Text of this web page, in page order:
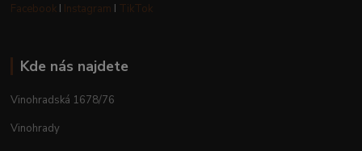
Facebook I Instagram I TikTok
Kde nás najdete
Vinohradská 1678/76
Vinohrady